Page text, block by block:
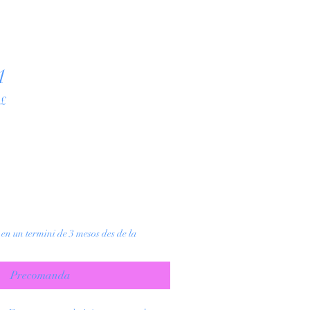
Preu
un termini de 3 mesos des de la
Precomanda